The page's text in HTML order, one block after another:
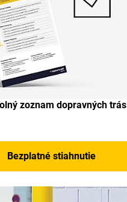
zoznam dopravných trás
Bezplatné stiahnutie